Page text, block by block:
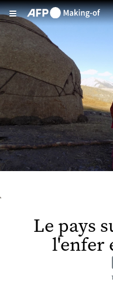
Aller au contenu principal
Le pays
l'enfer